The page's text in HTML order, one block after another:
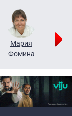
Мария
Фомина